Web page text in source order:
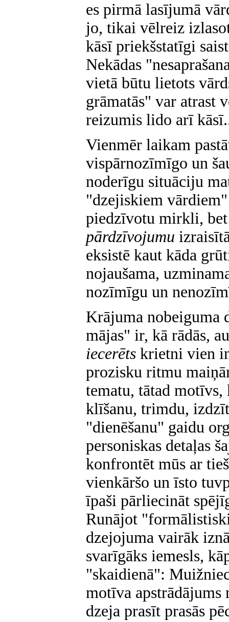
es pirmā lasījumā
jo, tikai vēlreiz
kāsī priekšstatīgi
Nekādas
vietā būtu lietots
grāmatās" var atrast
reizumis lido arī
Vienmēr laikam
vispārnozīmīgo un
noderīgu situāciju
"dzejiskiem
piedzīvotu mirkli,
pārdzīvojumu
eksistē kaut kāda
nojaušama,
nozīmīgu un
Krājuma nobeiguma
mājas" ir, kā rādās,
iecerēts krietni vien
prozisku ritmu
tematu, tātad
klīšanu, trimdu,
"dienēšanu" gaidu
personiskas detaļas
konfrontēt mūs ar
vienkāršo un īsto
īpaši pārliecināt
Runājot
dzejojuma vairāk
svarīgāks iemesls,
"skaidienā":
motīva apstrādājums
dzeja prasīt prasās